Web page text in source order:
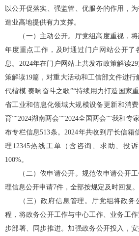
以公开促落实、强监管、优服务的作用，
造业高地提供有力支撑。
（一）主动公开。 厅党组高度重视，
年度重点工作，及时通过门户网站公开了
息。 2024年在门户网站上共发布政策解读29
策解读19篇，对重大活动和工信部文件进行
代楷模 奏响奋斗之歌”“持续用力打造国家
省工业和信息化领域大规模设备更新和消
育”“2024湖南两会”“2024全国两会”“我和专
布专栏信息513条。2024年共收到厅长信箱
理 12345热线工单（含咨询、求助、投诉
100%。
（二）依申请公开。 规范依申请公开
理信息公开申请7件，全部按规定及时回复。
（三）政府信息管理。 厅党组将政务
程，将政务公开工作与中心工作、业务工
步部署、同步推进。加强政务公开投入，